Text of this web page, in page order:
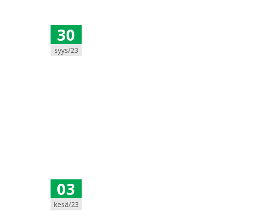
30
syys/23
03
kesä/23